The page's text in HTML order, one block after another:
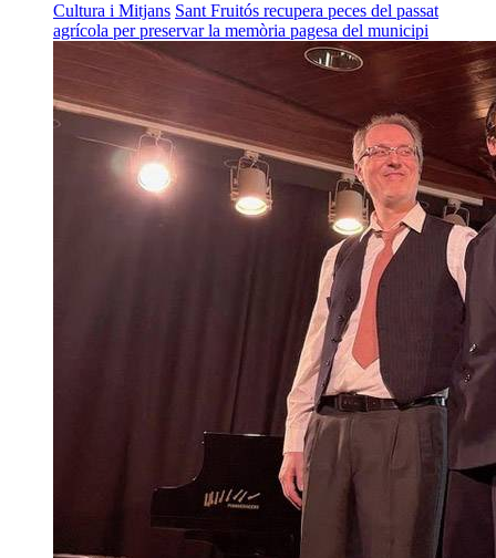
Cultura i Mitjans Sant Fruitós recupera peces del passat
agrícola per preservar la memòria pagesa del municipi